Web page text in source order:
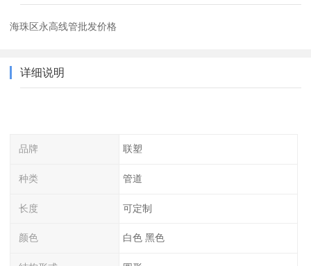
海珠区永高线管批发价格
详细说明
品牌 联塑
种类 管道
长度 可定制
颜色 白色 黑色